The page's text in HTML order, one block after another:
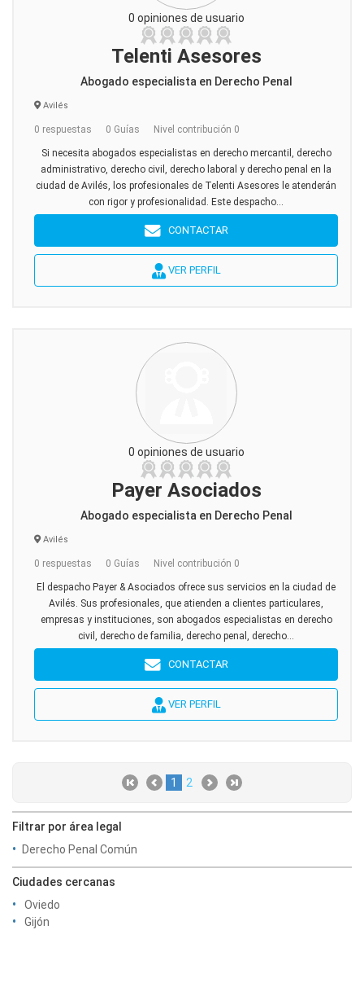
0 opiniones de usuario
Telenti Asesores
Abogado especialista en Derecho Penal
Avilés
0 respuestas 0 Guías Nivel contribución 0
Si necesita abogados especialistas en derecho mercantil, derecho
administrativo, derecho civil, derecho laboral y derecho penal en la
ciudad de Avilés, los profesionales de Telenti Asesores le atenderán
con rigor y profesionalidad. Este despacho...
CONTACTAR
VER PERFIL
0 opiniones de usuario
Payer Asociados
Abogado especialista en Derecho Penal
Avilés
0 respuestas 0 Guías Nivel contribución 0
El despacho Payer & Asociados ofrece sus servicios en la ciudad de
Avilés. Sus profesionales, que atienden a clientes particulares,
empresas y instituciones, son abogados especialistas en derecho
civil, derecho de familia, derecho penal, derecho...
CONTACTAR
VER PERFIL
1 2
Filtrar por área legal
Derecho Penal Común
Ciudades cercanas
Oviedo
Gijón